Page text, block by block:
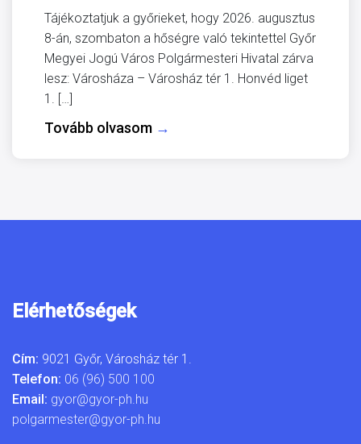
Tájékoztatjuk a győrieket, hogy 2026. augusztus
8-án, szombaton a hőségre való tekintettel Győr
Megyei Jogú Város Polgármesteri Hivatal zárva
lesz: Városháza – Városház tér 1. Honvéd liget
1. […]
Tovább olvasom →
Elérhetőségek
Cím: 9021 Győr, Városház tér 1.
Telefon: 06 (96) 500 100
Email: gyor@gyor-ph.hu
polgarmester@gyor-ph.hu